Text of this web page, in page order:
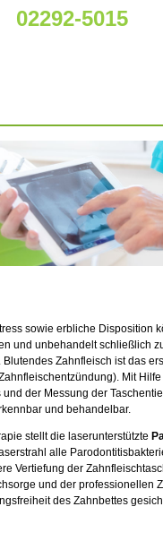
02292-5015
sowie erbliche Disposition
und unbehandelt schließlich
Zahnfleisch ist das
Mit Hilfe
der Messung der
und behandelbar.
stellt die laserunterstützte
alle
Vertiefung der
und der professionellen
des Zahnbettes